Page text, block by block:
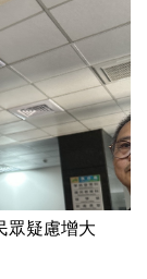
眾疑慮增大